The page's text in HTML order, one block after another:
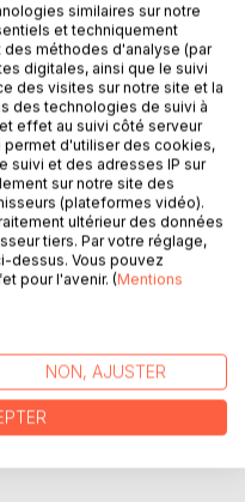
amochée, un peu
enfant qui meurt. Une
baroque. Cette famille,
celle de nombreux
parler de tous les
baroques. Pour
connaisse. Et qu'on
dans notre univers.
similaires sur notre
et techniquement
méthodes d'analyse (par
digitales, ainsi que le suivi
des visites sur notre site et la
des technologies de suivi à
effet au suivi côté serveur
permet d'utiliser des cookies,
suivi et des adresses IP sur
sur notre site des
(plateformes vidéo).
ultérieur des données
tiers. Par votre réglage,
dessus. Vous pouvez
pour l'avenir. (Mentions
NON, AJUSTER